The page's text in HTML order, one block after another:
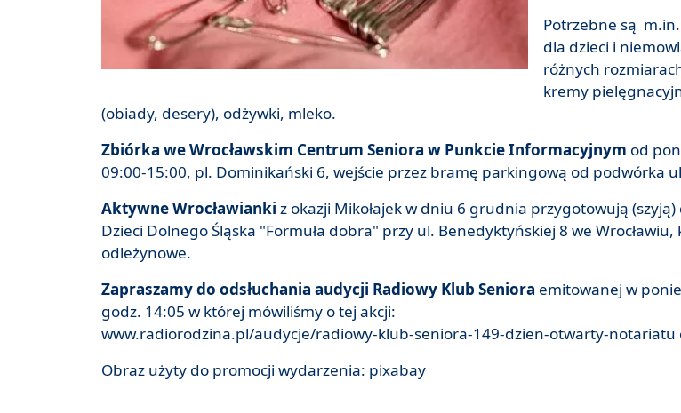
Potrzebne są
dla dzieci i
różnych
kremy
(obiady, desery), odżywki, mleko.
Zbiórka we Wrocławskim Centrum Seniora w Punkcie Informacyjnym od
09:00-15:00, pl. Dominikański 6, wejście przez bramę parkingową od podwórka
Aktywne Wrocławianki z okazji Mikołajek w dniu 6 grudnia przygotowują
Dzieci Dolnego Śląska "Formuła dobra" przy ul. Benedyktyńskiej 8 we
odleżynowe.
Zapraszamy do odsłuchania audycji Radiowy Klub Seniora emitowanej w
godz. 14:05 w której mówiliśmy o tej akcji:
www.radiorodzina.pl/audycje/radiowy-klub-seniora-149-dzien-otwarty-
Obraz użyty do promocji wydarzenia: pixabay